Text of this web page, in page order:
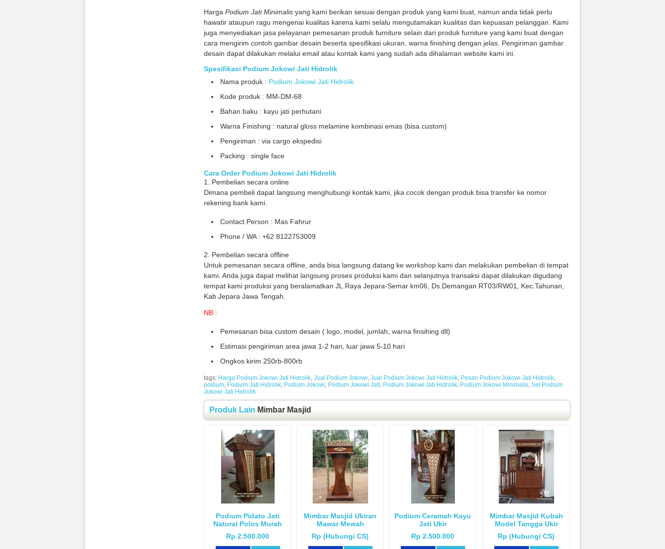
Harga Podium Jati Minimalis yang kami berikan sesuai dengan produk yang kami buat, namun anda tidak perlu
hawatir ataupun ragu mengenai kualitas karena kami selalu mengutamakan kualitas dan kepuasan pelanggan. Kami
juga menyediakan jasa pelayanan pemesanan produk furniture selain dari produk furniture yang kami buat dengan
cara mengirim contoh gambar desain beserta spesifikasi ukuran, warna finishing dengan jelas. Pengiriman gambar
desain dapat dilakukan melalui email atau kontak kami yang sudah ada dihalaman website kami ini.
Spesifikasi Podium Jokowi Jati Hidrolik
Nama produk : Podium Jokowi Jati Hidrolik
Kode produk : MM-DM-68
Bahan baku : kayu jati perhutani
Warna Finishing : natural gloss melamine kombinasi emas (bisa custom)
Pengiriman : via cargo ekspedisi
Packing : single face
Cara Order Podium Jokowi Jati Hidrolik
1. Pembelian secara online
Dimana pembeli dapat langsung menghubungi kontak kami, jika cocok dengan produk bisa transfer ke nomor
rekening bank kami.
Contact Person : Mas Fahrur
Phone / WA : +62 8122753009
2. Pembelian secara offline
Untuk pemesanan secara offline, anda bisa langsung datang ke workshop kami dan melakukan pembelian di tempat
kami. Anda juga dapat melihat langsung proses produksi kami dan selanjutnya transaksi dapat dilakukan digudang
tempat kami produksi yang beralamatkan JL.Raya Jepara-Semar km06, Ds.Demangan RT03/RW01, Kec.Tahunan,
Kab.Jepara Jawa Tengah.
NB :
Pemesanan bisa custom desain ( logo, model, jumlah, warna finsihing dll)
Estimasi pengiriman area jawa 1-2 hari, luar jawa 5-10 hari
Ongkos kirim 250rb-800rb
tags: Harga Podium Jokowi Jati Hidrolik, Jual Podium Jokowi, Jual Podium Jokowi Jati Hidrolik, Pesan Podium Jokowi Jati Hidrolik,
podium, Podium Jati Hidrolik, Podium Jokowi, Podium Jokowi Jati, Podium Jokowi Jati Hidrolik, Podium Jokowi Minimalis, Set Podium
Jokowi Jati Hidrolik
Produk Lain Mimbar Masjid
Podium Pidato Jati
Natural Polos Murah
Rp 2.500.000
Mimbar Masjid Ukiran
Mawar Mewah
Rp (Hubungi CS)
Podium Ceramah Kayu
Jati Ukir
Rp 2.500.000
Mimbar Masjid Kubah
Model Tangga Ukir
Rp (Hubungi CS)